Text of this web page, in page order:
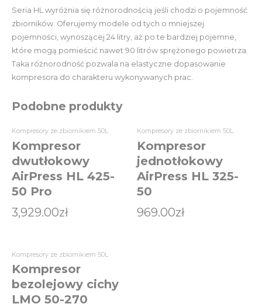
Seria HL wyróżnia się różnorodnością jeśli chodzi o pojemność
zbiorników. Oferujemy modele od tych o mniejszej
pojemności, wynoszącej 24 litry, aż po te bardziej pojemne,
które mogą pomieścić nawet 90 litrów sprężonego powietrza.
Taka różnorodność pozwala na elastyczne dopasowanie
kompresora do charakteru wykonywanych prac.
Podobne produkty
Kompresory ze zbiornikiem 50L
Kompresor
dwutłokowy
AirPress HL 425-
50 Pro
3,929.00zł
Kompresory ze zbiornikiem 50L
Kompresor
jednotłokowy
AirPress HL 325-
50
969.00zł
Kompresory ze zbiornikiem 50L
Kompresor
bezolejowy cichy
LMO 50-270